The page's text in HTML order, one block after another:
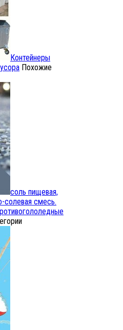
Контейнеры
Похожие
соль пищевая,
солевая смесь.